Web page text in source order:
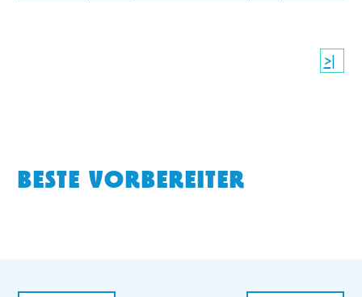
>|
BESTE VORBEREITER